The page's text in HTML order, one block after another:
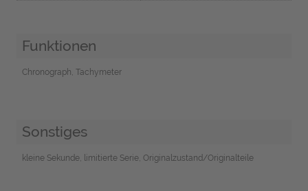
Funktionen
Chronograph, Tachymeter
Sonstiges
kleine Sekunde, limitierte Serie, Originalzustand/Originalteile